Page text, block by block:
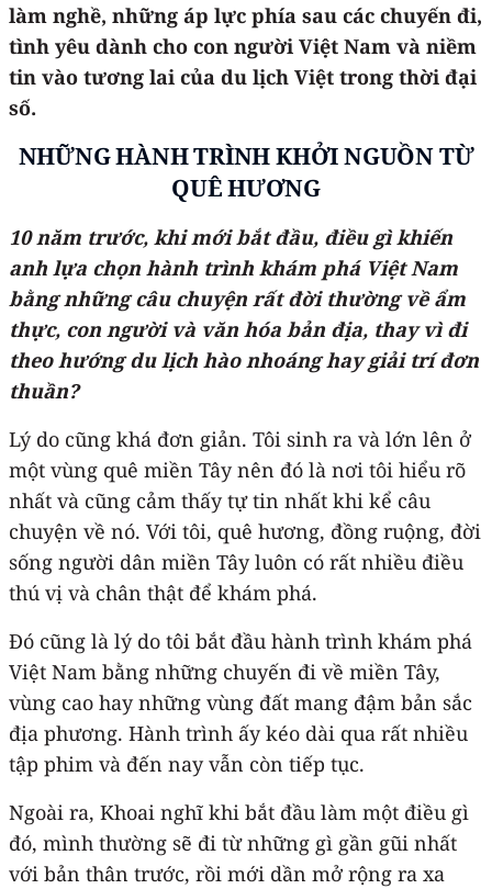
làm nghề, những áp lực phía sau các chuyến đi,
tình yêu dành cho con người Việt Nam và niềm
tin vào tương lai của du lịch Việt trong thời đại
số.
NHỮNG HÀNH TRÌNH KHỞI NGUỒN TỪ
QUÊ HƯƠNG
10 năm trước, khi mới bắt đầu, điều gì khiến
anh lựa chọn hành trình khám phá Việt Nam
bằng những câu chuyện rất đời thường về ẩm
thực, con người và văn hóa bản địa, thay vì đi
theo hướng du lịch hào nhoáng hay giải trí đơn
thuần?
Lý do cũng khá đơn giản. Tôi sinh ra và lớn lên ở
một vùng quê miền Tây nên đó là nơi tôi hiểu rõ
nhất và cũng cảm thấy tự tin nhất khi kể câu
chuyện về nó. Với tôi, quê hương, đồng ruộng, đời
sống người dân miền Tây luôn có rất nhiều điều
thú vị và chân thật để khám phá.
Đó cũng là lý do tôi bắt đầu hành trình khám phá
Việt Nam bằng những chuyến đi về miền Tây,
vùng cao hay những vùng đất mang đậm bản sắc
địa phương. Hành trình ấy kéo dài qua rất nhiều
tập phim và đến nay vẫn còn tiếp tục.
Ngoài ra, Khoai nghĩ khi bắt đầu làm một điều gì
đó, mình thường sẽ đi từ những gì gần gũi nhất
với bản thân trước, rồi mới dần mở rộng ra xa